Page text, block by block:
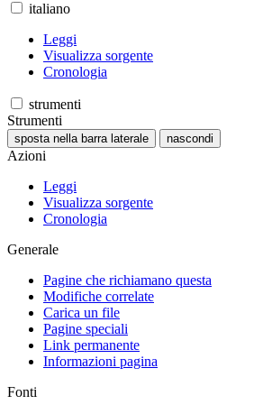
italiano
Leggi
Visualizza sorgente
Cronologia
strumenti
Strumenti
sposta nella barra laterale nascondi
Azioni
Leggi
Visualizza sorgente
Cronologia
Generale
Pagine che richiamano questa
Modifiche correlate
Carica un file
Pagine speciali
Link permanente
Informazioni pagina
Fonti